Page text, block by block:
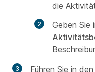
die
Geben Sie
Führen Sie in